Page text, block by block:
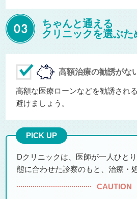
ちゃんと通える
クリニックを選ぶた
高額治療の勧誘がな
高額な医療ローンなどを勧誘され
避けましょう。
PICK UP
Dクリニックは、医師が一人ひと
態に合わせた診察のもと、治療・
CAUTION